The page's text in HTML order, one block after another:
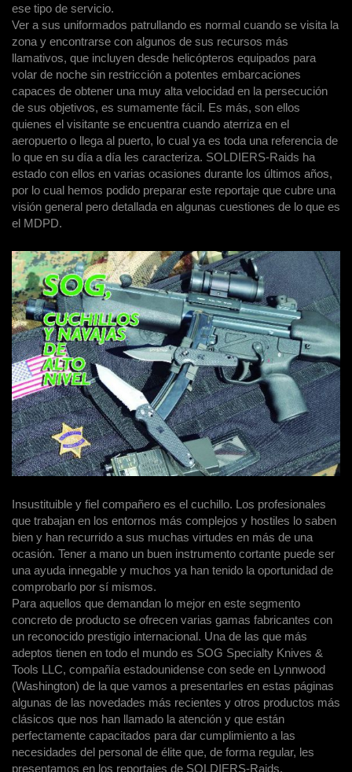
ese tipo de servicio.
Ver a sus uniformados patrullando es normal cuando se visita la
zona y encontrarse con algunos de sus recursos más
llamativos, que incluyen desde helicópteros equipados para
volar de noche sin restricción a potentes embarcaciones
capaces de obtener una muy alta velocidad en la persecución
de sus objetivos, es sumamente fácil. Es más, son ellos
quienes el visitante se encuentra cuando aterriza en el
aeropuerto o llega al puerto, lo cual ya es toda una referencia de
lo que en su día a día les caracteriza. SOLDIERS-Raids ha
estado con ellos en varias ocasiones durante los últimos años,
por lo cual hemos podido preparar este reportaje que cubre una
visión general pero detallada en algunas cuestiones de lo que es
el MDPD.
Insustituible y fiel compañero es el cuchillo. Los profesionales
que trabajan en los entornos más complejos y hostiles lo saben
bien y han recurrido a sus muchas virtudes en más de una
ocasión. Tener a mano un buen instrumento cortante puede ser
una ayuda innegable y muchos ya han tenido la oportunidad de
comprobarlo por sí mismos.
Para aquellos que demandan lo mejor en este segmento
concreto de producto se ofrecen varias gamas fabricantes con
un reconocido prestigio internacional. Una de las que más
adeptos tienen en todo el mundo es SOG Specialty Knives &
Tools LLC, compañía estadounidense con sede en Lynnwood
(Washington) de la que vamos a presentarles en estas páginas
algunas de las novedades más recientes y otros productos más
clásicos que nos han llamado la atención y que están
perfectamente capacitados para dar cumplimiento a las
necesidades del personal de élite que, de forma regular, les
presentamos en los reportajes de SOLDIERS-Raids.